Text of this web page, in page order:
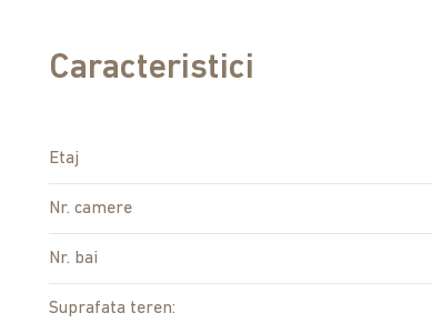
Caracteristici
Etaj
Nr. camere
Nr. bai
Suprafata teren: